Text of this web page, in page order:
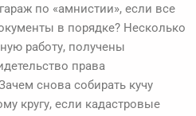
по «амнистии», если все
в порядке? Несколько
работу, получены
права
снова собирать кучу
кругу, если кадастровые